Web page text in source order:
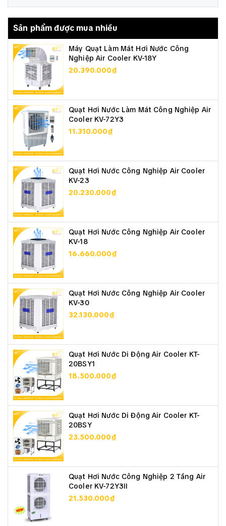
Sản phẩm được mua nhiều
Máy Quạt Làm Mát Hơi Nước Công
Nghiệp Air Cooler KV-18Y
20.390.000₫
Quạt Hơi Nước Làm Mát Công Nghiệp Air
Cooler KV-72Y3
11.310.000₫
Quạt Hơi Nước Công Nghiệp Air Cooler
KV-23
20.230.000₫
Quạt Hơi Nước Công Nghiệp Air Cooler
KV-18
16.660.000₫
Quạt Hơi Nước Công Nghiệp Air Cooler
KV-30
32.130.000₫
Quạt Hơi Nước Di Động Air Cooler KT-
20BSY1
18.500.000₫
Quạt Hơi Nước Di Động Air Cooler KT-
20BSY
23.500.000₫
Quạt Hơi Nước Công Nghiệp 2 Tầng Air
Cooler KV-72Y3II
21.530.000₫